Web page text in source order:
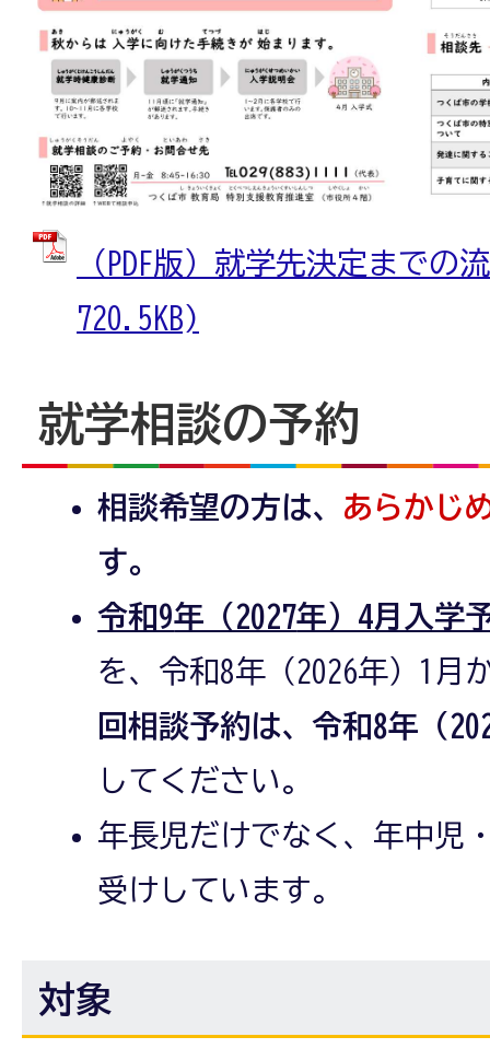
（PDF版）就学先決定までの
720.5KB)
就学相談の予約
相談希望の方は、 あらかじ
す。
令和9年（2027年）4月入学
を、令和8年（2026年）1月
回相談予約は、令和8年（
してください。
年長児だけでなく、年中児
受けしています。
対象